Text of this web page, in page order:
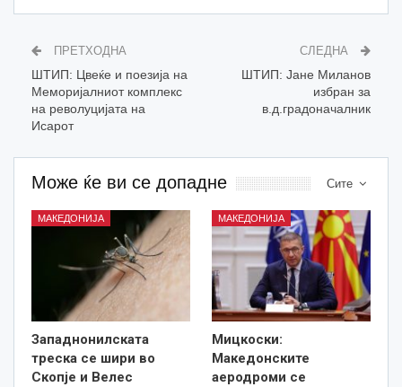
ПРЕТХОДНА
ШТИП: Цвеќе и поезија на
Меморијалниот комплекс
на револуцијата на
Исарот
СЛЕДНА
ШТИП: Јане Миланов
избран за
в.д.градоначалник
Сите
Може ќе ви се допадне
МАКЕДОНИЈА
Западнонилската
треска се шири во
Скопје и Велес
МАКЕДОНИЈА
Мицкоски:
Македонските
аеродроми се